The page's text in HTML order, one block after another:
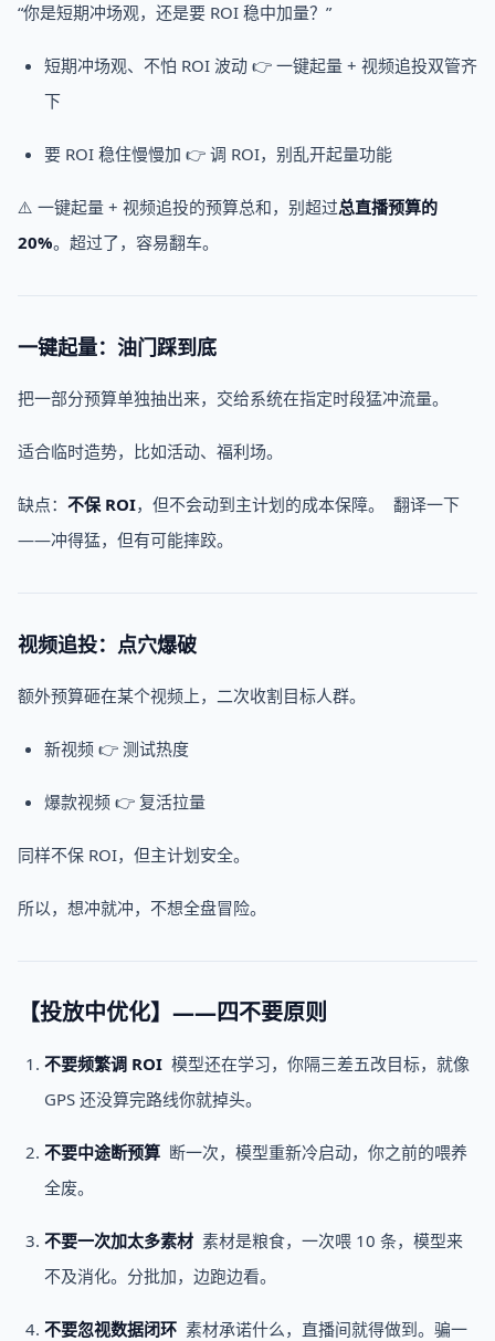
“你是短期冲场观，还是要 ROI 稳中加量？”
短期冲场观、不怕 ROI 波动 👉 一键起量 + 视频追投双管齐
下
要 ROI 稳住慢慢加 👉 调 ROI，别乱开起量功能
⚠️ 一键起量 + 视频追投的预算总和，别超过总直播预算的
20%。超过了，容易翻车。
一键起量：油门踩到底
把一部分预算单独抽出来，交给系统在指定时段猛冲流量。
适合临时造势，比如活动、福利场。
缺点： 不保 ROI，但不会动到主计划的成本保障。 翻译一下
——冲得猛，但有可能摔跤。
视频追投：点穴爆破
额外预算砸在某个视频上，二次收割目标人群。
新视频 👉 测试热度
爆款视频 👉 复活拉量
同样不保 ROI，但主计划安全。
所以，想冲就冲，不想全盘冒险。
【投放中优化】——四不要原则
不要频繁调 ROI 模型还在学习，你隔三差五改目标，就像
GPS 还没算完路线你就掉头。
不要中途断预算 断一次，模型重新冷启动，你之前的喂养
全废。
不要一次加太多素材 素材是粮食，一次喂 10 条，模型来
不及消化。分批加，边跑边看。
不要忽视数据闭环 素材承诺什么，直播间就得做到。骗一